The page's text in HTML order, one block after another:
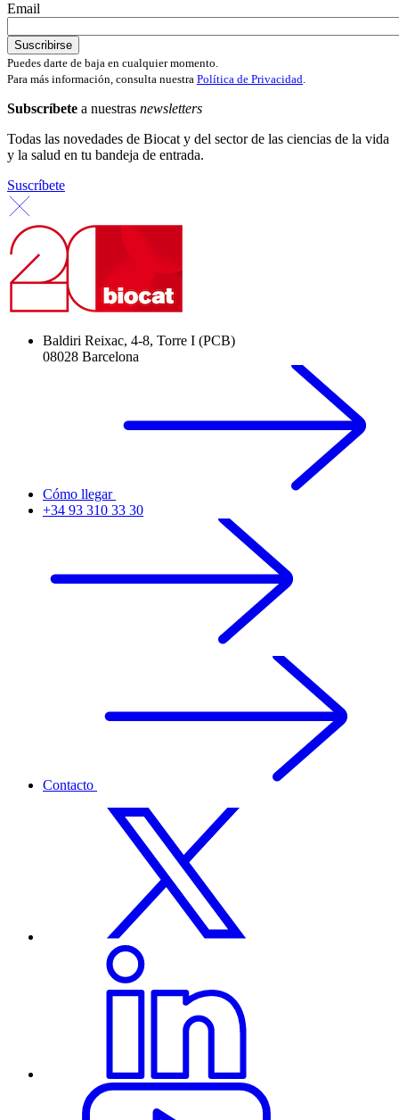
Email
Puedes darte de baja en cualquier momento.
Para más información, consulta nuestra Política de Privacidad.
Subscríbete a nuestras newsletters
Todas las novedades de Biocat y del sector de las ciencias de la vida
y la salud en tu bandeja de entrada.
Suscríbete
Baldiri Reixac, 4-8, Torre I (PCB)
08028 Barcelona
Cómo llegar
+34 93 310 33 30
Contacto